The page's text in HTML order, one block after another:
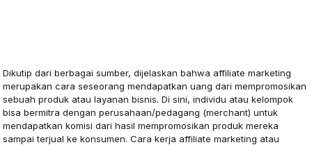
Dikutip dari berbagai sumber, dijelaskan bahwa affiliate marketing
merupakan cara seseorang mendapatkan uang dari mempromosikan
sebuah produk atau layanan bisnis. Di sini, individu atau kelompok
bisa bermitra dengan perusahaan/pedagang (merchant) untuk
mendapatkan komisi dari hasil mempromosikan produk mereka
sampai terjual ke konsumen. Cara kerja affiliate marketing atau